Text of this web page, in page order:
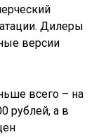
Дилеры
версии
всего – на
рублей, а в